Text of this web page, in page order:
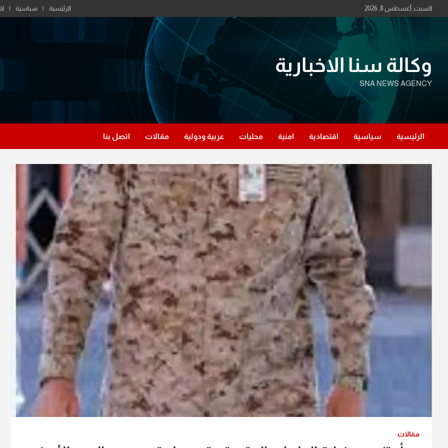
to
السبت, أغسطس 8, 2026 الرئيسية سياسية
وكالة سنا الاخبارية
SNA NEWS AGENCY
الرئيسية سياسية اقتصادية امنية محليات عربية ودولية مقالات اتصل بنا
مقالات